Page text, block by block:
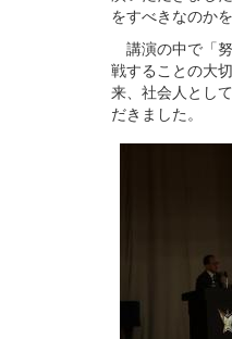
をすべきなのか
講演の中で「
戦することの大
来、社会人とし
だきました。